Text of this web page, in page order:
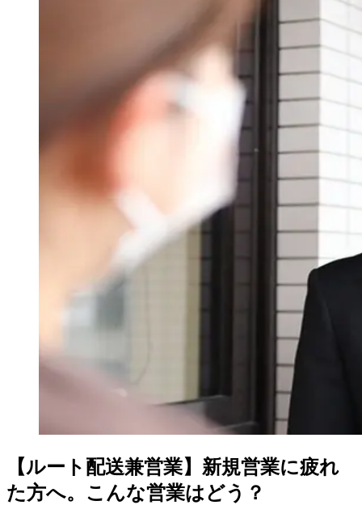
【ルート配送兼営業】新規営業に疲れ
た方へ。こんな営業はどう？